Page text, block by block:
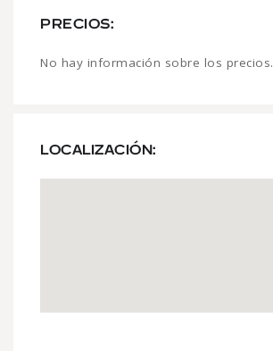
PRECIOS:
No hay información sobre los precios.
LOCALIZACIÓN: